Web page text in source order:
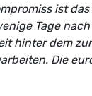
ist
Tage
hinter dem
Die